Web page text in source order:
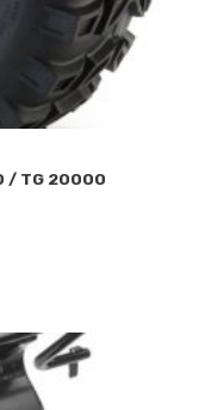
/ TG 20000